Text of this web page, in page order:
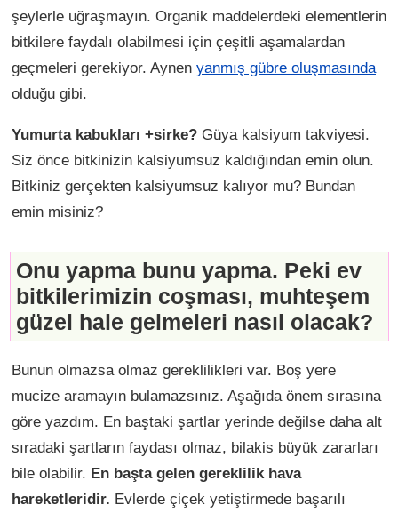
şeylerle uğraşmayın. Organik maddelerdeki elementlerin
bitkilere faydalı olabilmesi için çeşitli aşamalardan
geçmeleri gerekiyor. Aynen yanmış gübre oluşmasında
olduğu gibi.
Yumurta kabukları +sirke? Güya kalsiyum takviyesi.
Siz önce bitkinizin kalsiyumsuz kaldığından emin olun.
Bitkiniz gerçekten kalsiyumsuz kalıyor mu? Bundan
emin misiniz?
Onu yapma bunu yapma. Peki ev
bitkilerimizin coşması, muhteşem
güzel hale gelmeleri nasıl olacak?
Bunun olmazsa olmaz gereklilikleri var. Boş yere
mucize aramayın bulamazsınız. Aşağıda önem sırasına
göre yazdım. En baştaki şartlar yerinde değilse daha alt
sıradaki şartların faydası olmaz, bilakis büyük zararları
bile olabilir. En başta gelen gereklilik hava
hareketleridir. Evlerde çiçek yetiştirmede başarılı